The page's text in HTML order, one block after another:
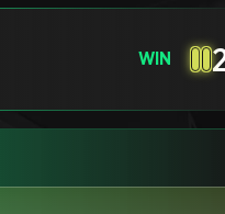
WIN